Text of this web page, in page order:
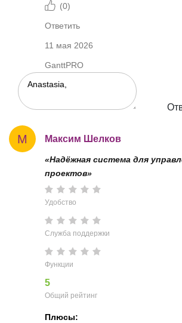
(0)
Ответить
11 мая 2026
GanttPRO
М Максим Шелков
«Надёжная система для
проектов»
Удобство
Служба поддержки
Функции
5
Общий рейтинг
Плюсы: